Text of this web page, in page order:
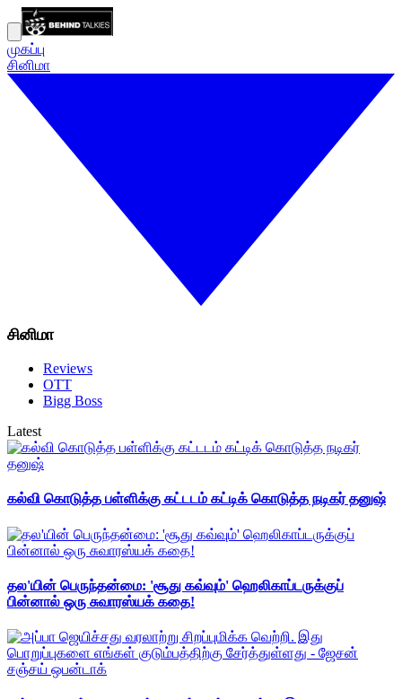
முகப்பு
சினிமா
சினிமா
Reviews
OTT
Bigg Boss
Latest
கல்வி கொடுத்த பள்ளிக்கு கட்டடம் கட்டிக் கொடுத்த நடிகர் தனுஷ்
தல'யின் பெருந்தன்மை: 'சூது கவ்வும்' ஹெலிகாப்டருக்குப்
பின்னால் ஒரு சுவாரஸ்யக் கதை!